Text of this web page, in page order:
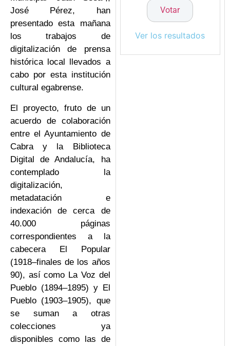
José Pérez, han
presentado esta mañana
los trabajos de
digitalización de prensa
histórica local llevados a
cabo por esta institución
cultural egabrense.
El proyecto, fruto de un
acuerdo de colaboración
entre el Ayuntamiento de
Cabra y la Biblioteca
Digital de Andalucía, ha
contemplado la
digitalización,
metadatación e
indexación de cerca de
40.000 páginas
correspondientes a la
cabecera El Popular
(1918–finales de los años
90), así como La Voz del
Pueblo (1894–1895) y El
Pueblo (1903–1905), que
se suman a otras
colecciones ya
disponibles como las de
Ver los resultados